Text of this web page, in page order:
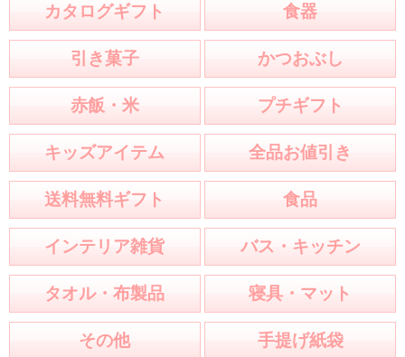
カタログギフト 食器
引き菓子 かつおぶし
赤飯・米 プチギフト
キッズアイテム 全品お値引き
送料無料ギフト 食品
インテリア雑貨 バス・キッチン
タオル・布製品 寝具・マット
その他 手提げ紙袋